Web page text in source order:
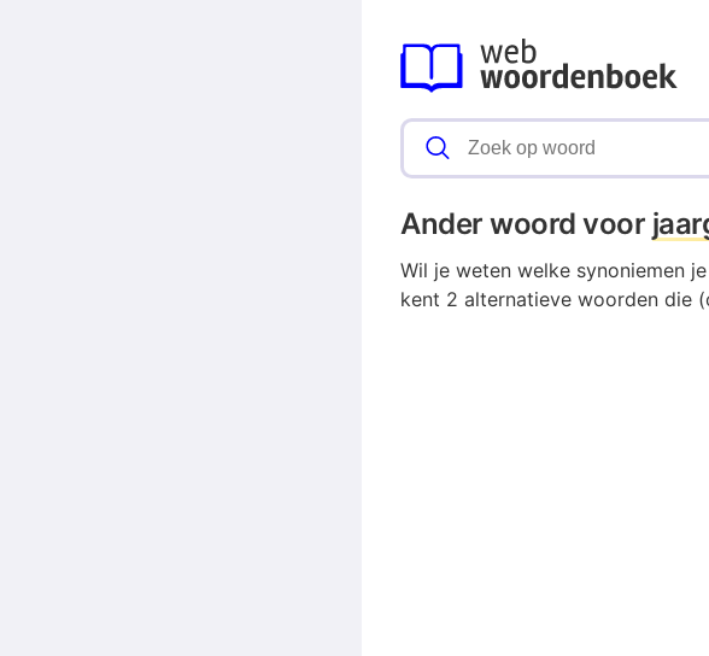
Ander woord voor
Wil je weten welke synoniemen
kent 2 alternatieve woorden die